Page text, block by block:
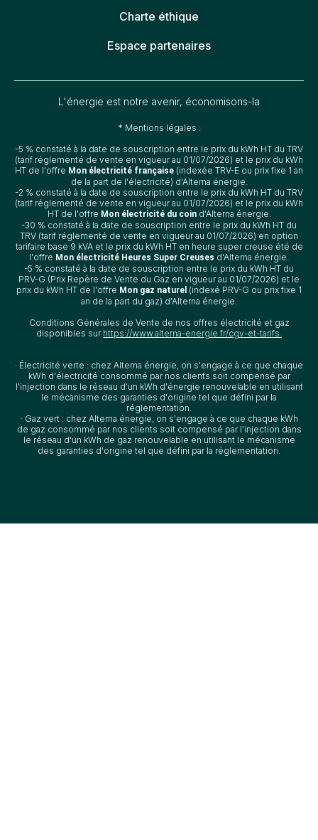
Charte éthique
Espace partenaires
L'énergie est notre avenir, économisons-la
* Mentions légales :
-5 % constaté à la date de souscription entre le prix du kWh HT du TRV
(tarif réglementé de vente en vigueur au 01/07/2026) et le prix du kWh
HT de l'offre Mon électricité française (indexée TRV-E ou prix fixe 1 an
de la part de l'électricité) d'Alterna énergie.
-2 % constaté à la date de souscription entre le prix du kWh HT du TRV
(tarif réglementé de vente en vigueur au 01/07/2026) et le prix du kWh
HT de l'offre Mon électricité du coind'Alterna énergie.
-30 % constaté à la date de souscription entre le prix du kWh HT du
TRV (tarif réglementé de vente en vigueur au 01/07/2026) en option
tarifaire base 9 kVA et le prix du kWh HT en heure super creuse été de
l'offre Mon électricité Heures Super Creuses d'Alterna énergie.
-5 % constaté à la date de souscription entre le prix du kWh HT du
PRV-G (Prix Repère de Vente du Gaz en vigueur au 01/07/2026) et le
prix du kWh HT de l'offre Mon gaz naturel (indexé PRV-G ou prix fixe 1
an de la part du gaz) d'Alterna énergie.
Conditions Générales de Vente de nos offres électricité et gaz
disponibles sur https://www.alterna-energie.fr/cgv-et-tarifs.
· Électricité verte : chez Alterna énergie, on s'engage à ce que chaque
kWh d'électricité consommé par nos clients soit compensé par
l'injection dans le réseau d'un kWh d'énergie renouvelable en utilisant
le mécanisme des garanties d'origine tel que défini par la
réglementation.
· Gaz vert : chez Alterna énergie, on s'engage à ce que chaque kWh
de gaz consommé par nos clients soit compensé par l'injection dans
le réseau d'un kWh de gaz renouvelable en utilisant le mécanisme
des garanties d'origine tel que défini par la réglementation.